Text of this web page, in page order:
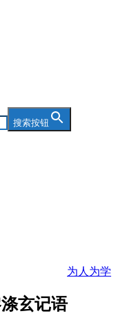
搜索按钮
为人为学
玄记语